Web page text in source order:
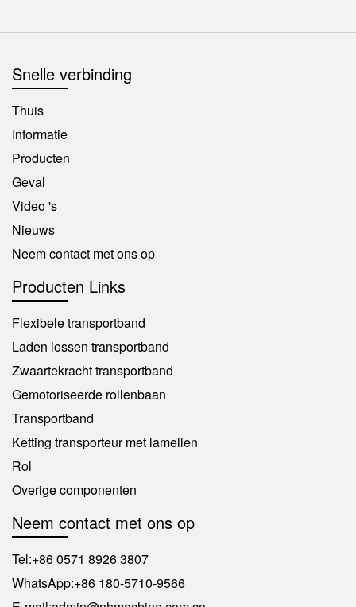
Snelle verbinding
Thuis
Informatie
Producten
Geval
Video 's
Nieuws
Neem contact met ons op
Producten Links
Flexibele transportband
Laden lossen transportband
Zwaartekracht transportband
Gemotoriseerde rollenbaan
Transportband
Ketting transporteur met lamellen
Rol
Overige componenten
Neem contact met ons op
Tel:+86 0571 8926 3807
WhatsApp:+86 180-5710-9566